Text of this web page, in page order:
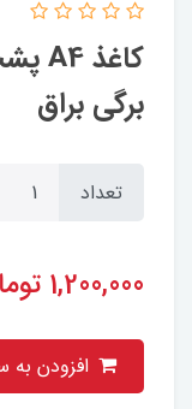
برگی براق
تعداد
1,200,000